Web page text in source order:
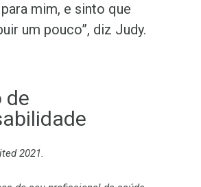
mim, e sinto que
um pouco”, diz Judy.
de
2021.